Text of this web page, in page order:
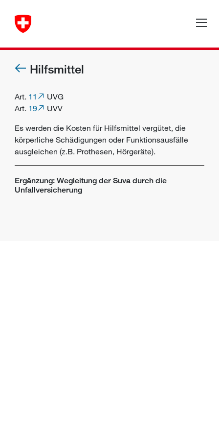
Hilfsmittel
Art. 11
UVG
Art. 19
UVV
Es werden die Kosten für Hilfsmittel vergütet, die
körperliche Schädigungen oder Funktionsausfälle
ausgleichen (z.B. Prothesen, Hörgeräte).
Ergänzung: Wegleitung der Suva durch die
Unfallversicherung